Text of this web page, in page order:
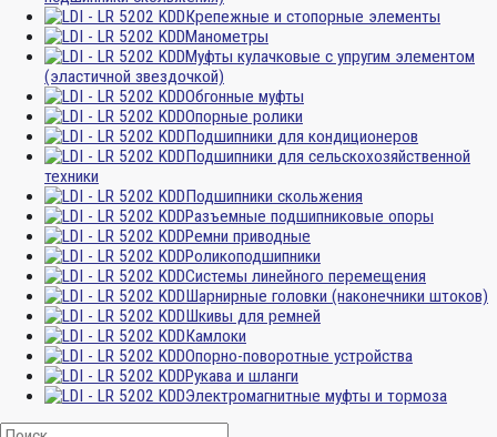
Крепежные и стопорные элементы
Манометры
Муфты кулачковые с упругим элементом
(эластичной звездочкой)
Обгонные муфты
Опорные ролики
Подшипники для кондиционеров
Подшипники для сельскохозяйственной
техники
Подшипники скольжения
Разъемные подшипниковые опоры
Ремни приводные
Роликоподшипники
Системы линейного перемещения
Шарнирные головки (наконечники штоков)
Шкивы для ремней
Камлоки
Опорно-поворотные устройства
Рукава и шланги
Электромагнитные муфты и тормоза